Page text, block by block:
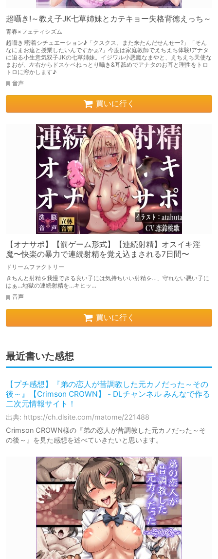
超囁き!～教え子JK七草姉妹とカテキョー失格背徳えっち～
青春×フェティシズム
超囁き!密着シチュエーション♪「クスクス、また来たんだせんせー?」「そん
なにまお達と授業したいんですかぁ?」今度は家庭教師でえちえち体験!アナタ
に迫る小生意気双子JKの七草姉妹。イジワル小悪魔なまやと、えちえち天使な
まおが、左右からドスケベねっとり囁き&耳舐めでアナタのお耳と理性をトロ
トロに溶かします♪
音声
買いに行く
【オナサポ】【罰ゲーム形式】【連続射精】オスイキ淫
魔〜快楽の暴力で連続射精を覚え込まされる7日間〜
ドリームファクトリー
きちんと射精を我慢できる良い子には気持ちいい射精を…、守れない悪い子に
はぁ…地獄の連続射精を…キヒッ…
音声
買いに行く
最近書いた感想
【プチ感想】『弟の恋人が昔調教した元カノだった～その
後～』【Crimson CROWN】 - DLチャンネル みんなで作る
二次元情報サイト！
出典: https://ch.dlsite.com/matome/221488
Crimson CROWN様の『弟の恋人が昔調教した元カノだった～そ
の後～』を見た感想を述べていきたいと思います。